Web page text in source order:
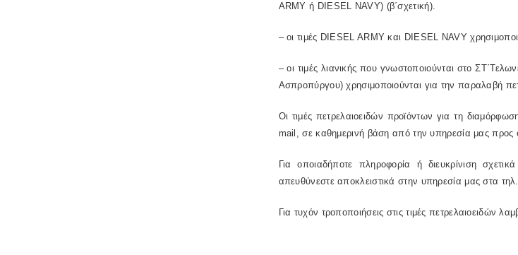
ARMY ή DIESEL NAVY) (β΄σχετική).
– οι τιμές DIESEL ARMY και DIESEL NAVY
– οι τιμές λιανικής που γνωστοποιούνται στο
Ασπροπύργου) χρησιμοποιούνται για την παραλαβή
Οι τιμές πετρελαιοειδών προϊόντων για τη
mail, σε καθημερινή βάση από την υπηρεσία μας προς
Για οποιαδήποτε πληροφορία ή διευκρίνιση
απευθύνεστε αποκλειστικά στην υπηρεσία μας στα
Για τυχόν τροποποιήσεις στις τιμές πετρελαιοειδών